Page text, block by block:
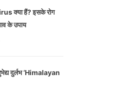
क्या हैं? इसके रोग
के उपाय
दुर्लभ ‘Himalayan